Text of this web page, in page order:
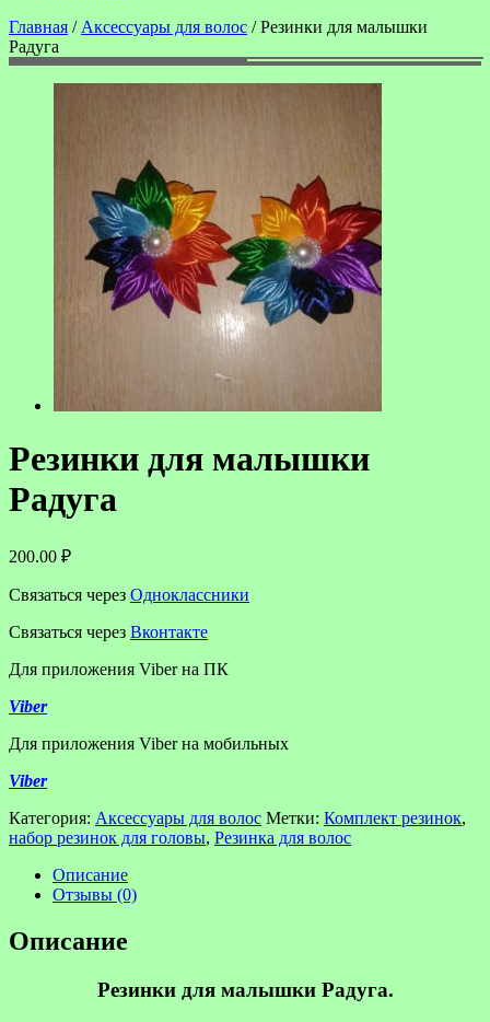
Главная / Аксессуары для волос / Резинки для малышки
Радуга
Резинки для малышки
Радуга
200.00 ₽
Связаться через Одноклассники
Связаться через Вконтакте
Для приложения Viber на ПК
Viber
Для приложения Viber на мобильных
Viber
Категория: Аксессуары для волос Метки: Комплект резинок,
набор резинок для головы, Резинка для волос
Описание
Отзывы (0)
Описание
Резинки для малышкиРадуга.